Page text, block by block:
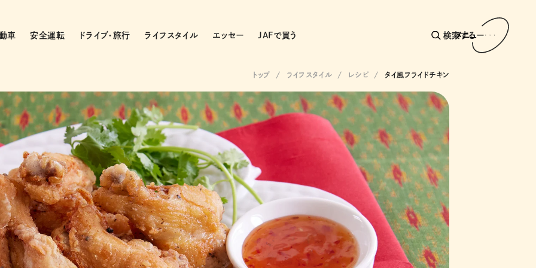
車 安全運転 ドライブ・旅行 ライフスタイル エッセー JAFで買う 検索する
メニュー
トップ ライフスタイル レシピ タイ風フライドチキン